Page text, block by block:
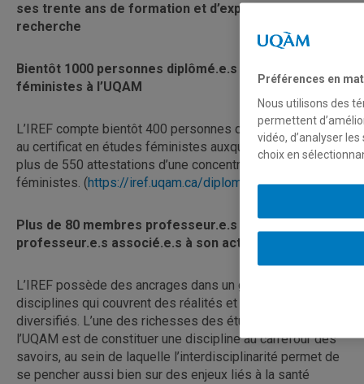
ses trente ans de formation et d’expertise en
recherche
Bientôt 1000 personnes diplômé.e.s en études
féministes à l’UQAM
L’IREF compte bientôt 400 personnes qui ont diplômées
au certificat en études féministes auxquelles s’ajoutent
plus de 550 attestations d’une concentration en études
féministes. (https://iref.uqam.ca/diplome-e-s/)
Plus de 80 membres professeur.e.s et
professeur.e.s associé.e.s à son actif
L’IREF possède des ancrages dans un grand nombre de
disciplines qui couvrent des réalités et des besoins
diversifiés. L’une des richesses des études féministes à
l’UQAM est de constituer une discipline au carrefour des
savoirs, au sein de laquelle l’interdisciplinarité permet de
se pencher aussi bien sur des enjeux liés à la santé
Préférences en
Nous utilisons des
permettent
vidéo, d’analyser
choix en